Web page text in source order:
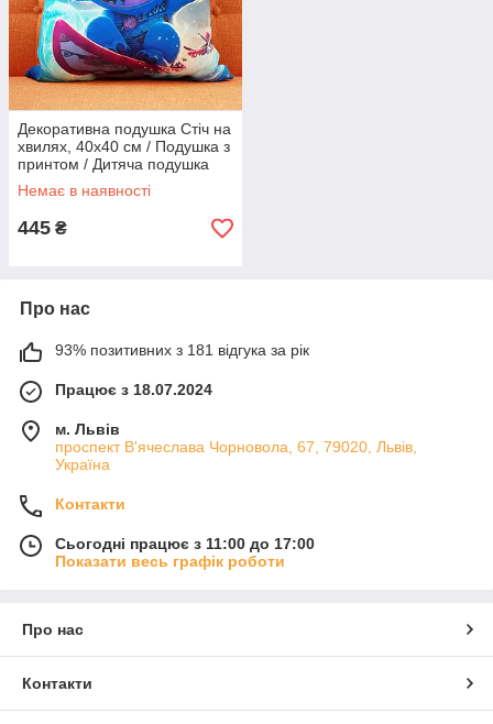
Декоративна подушка Стіч на
хвилях, 40х40 см / Подушка з
принтом / Дитяча подушка
Немає в наявності
445 ₴
Про нас
93% позитивних з 181 відгука за рік
Працює з 18.07.2024
м. Львів
проспект В'ячеслава Чорновола, 67, 79020, Львів,
Україна
Контакти
Сьогодні працює з 11:00 до 17:00
Показати весь графік роботи
Про нас
Контакти